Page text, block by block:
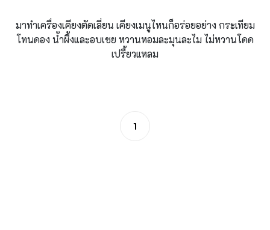
มาทำเครื่องเคียงตัดเลี่ยน เคียงเมนูไหนก็อร่อยอย่าง กระเทียม
โทนดอง น้ำผึ้งและอบเชย หวานหอมละมุนละไม ไม่หวานโดด
เปรี้ยวแหลม
1